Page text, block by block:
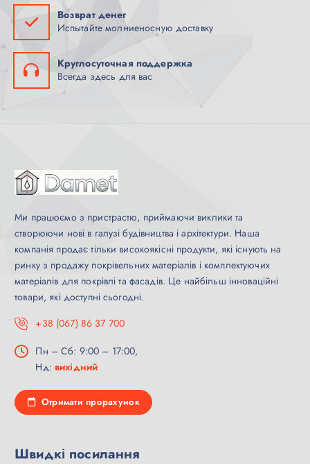
Возврат денег
Испытайте молниеносную доставку
Круглосуточная поддержка
Всегда здесь для вас
Ми працюємо з пристрастю, приймаючи виклики та
створюючи нові в галузі будівництва і архітектури. Наша
компанія продає тільки високоякісні продукти, які існують на
ринку з продажу покрівельних матеріалів і комплектуючих
матеріалів для покрівлі та фасадів. Це найбільш інноваційні
товари, які доступні сьогодні.
+38 (067) 86 37 700
Пн – Сб: 9:00 – 17:00,
Нд: вихідний
Отримати прорахунок
Швидкі посилання